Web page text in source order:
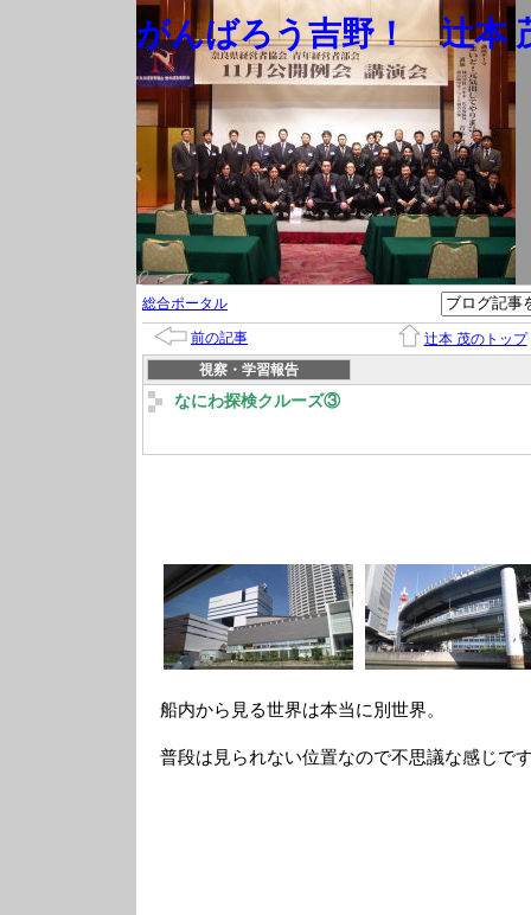
がんばろう吉野！ 辻本
総合ポータル
前の記事
辻本 茂のトップ
視察・学習報告
なにわ探検クルーズ③
船内から見る世界は本当に別世界。
普段は見られない位置なので不思議な感じで